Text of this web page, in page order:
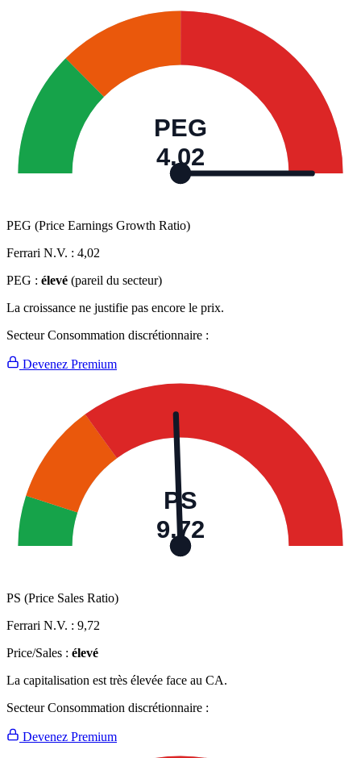
PEG
4,02
PEG (Price Earnings Growth Ratio)
Ferrari N.V. : 4,02
PEG : élevé (pareil du secteur)
La croissance ne justifie pas encore le prix.
Secteur Consommation discrétionnaire :
Devenez Premium
PS
9,72
PS (Price Sales Ratio)
Ferrari N.V. : 9,72
Price/Sales : élevé
La capitalisation est très élevée face au CA.
Secteur Consommation discrétionnaire :
Devenez Premium